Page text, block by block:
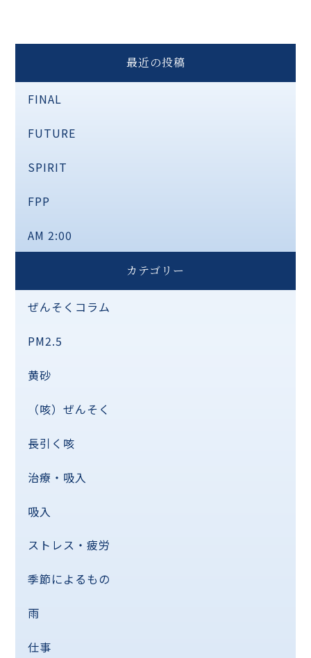
最近の投稿
FINAL
FUTURE
SPIRIT
FPP
AM 2:00
カテゴリー
ぜんそくコラム
PM2.5
黄砂
（咳）ぜんそく
長引く咳
治療・吸入
吸入
ストレス・疲労
季節によるもの
雨
仕事